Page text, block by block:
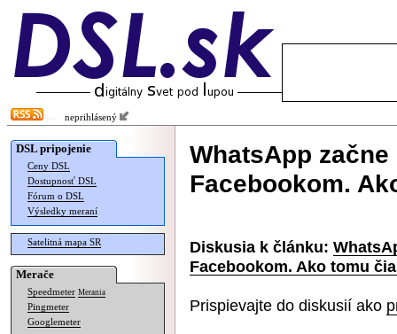
neprihlásený
DSL pripojenie
Ceny DSL
Dostupnosť DSL
Fórum o DSL
Výsledky meraní
Satelitná mapa SR
Merače
Speedmeter Merania
Pingmeter
Googlemeter
WhatsApp
Facebookom.
Diskusia k článku:
Facebookom. Ako tomu
Prispievajte do diskusií ako